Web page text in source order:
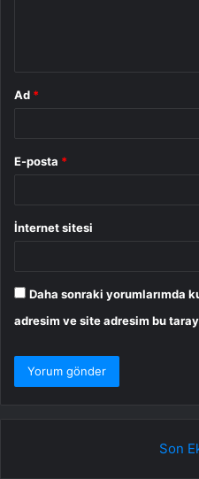
Ad *
E-posta *
İnternet sitesi
Daha sonraki yorumlarımda
adresim ve site adresim bu
Son